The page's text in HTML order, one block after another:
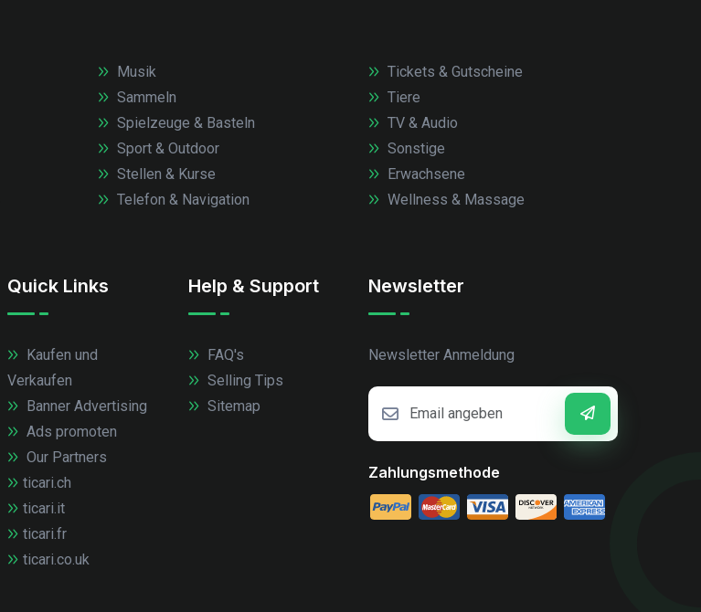
Musik
Sammeln
Spielzeuge & Basteln
Sport & Outdoor
Stellen & Kurse
Telefon & Navigation
Tickets & Gutscheine
Tiere
TV & Audio
Sonstige
Erwachsene
Wellness & Massage
Quick Links
Kaufen und
Verkaufen
Banner Advertising
Ads promoten
Our Partners
ticari.ch
ticari.it
ticari.fr
ticari.co.uk
Help & Support
FAQ's
Selling Tips
Sitemap
Newsletter
Newsletter Anmeldung
Zahlungsmethode